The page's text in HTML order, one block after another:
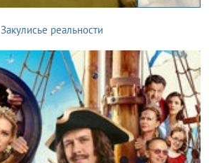
Закулисье реальности